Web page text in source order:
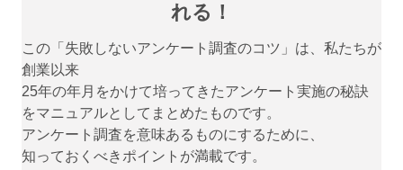
れる！
この「失敗しないアンケート調査のコツ」は、私たちが
創業以来
25年の年月をかけて培ってきたアンケート実施の秘訣
をマニュアルとしてまとめたものです。
アンケート調査を意味あるものにするために、
知っておくべきポイントが満載です。